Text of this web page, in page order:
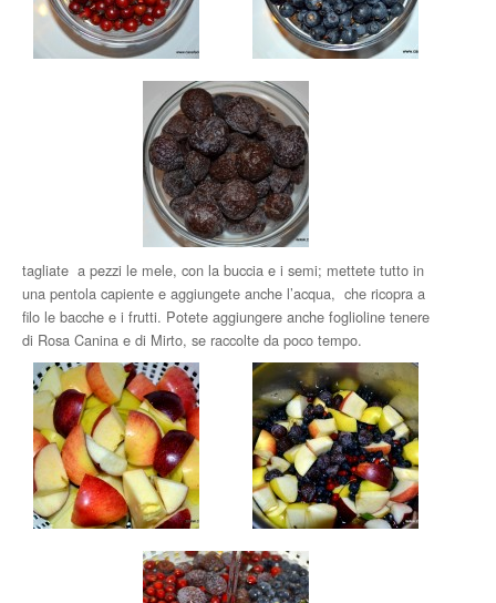
tagliate a pezzi le mele, con la buccia e i semi; mettete tutto in
una pentola capiente e aggiungete anche l’acqua, che ricopra a
filo le bacche e i frutti. Potete aggiungere anche foglioline tenere
di Rosa Canina e di Mirto, se raccolte da poco tempo.